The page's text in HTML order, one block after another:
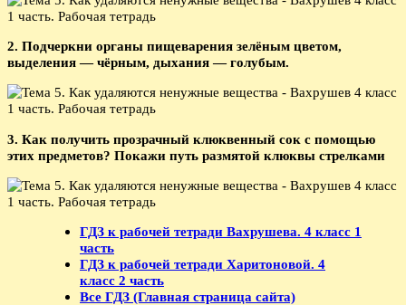
2. Подчеркни органы пищеварения зелёным цветом,
выделения — чёрным, дыхания — голубым.
3. Как получить прозрачный клюквенный сок с помощью
этих предметов? Покажи путь размятой клюквы стрелками
ГДЗ к рабочей тетради Вахрушева. 4 класс 1
часть
ГДЗ к рабочей тетради Харитоновой. 4
класс 2 часть
Все ГДЗ (Главная страница сайта)